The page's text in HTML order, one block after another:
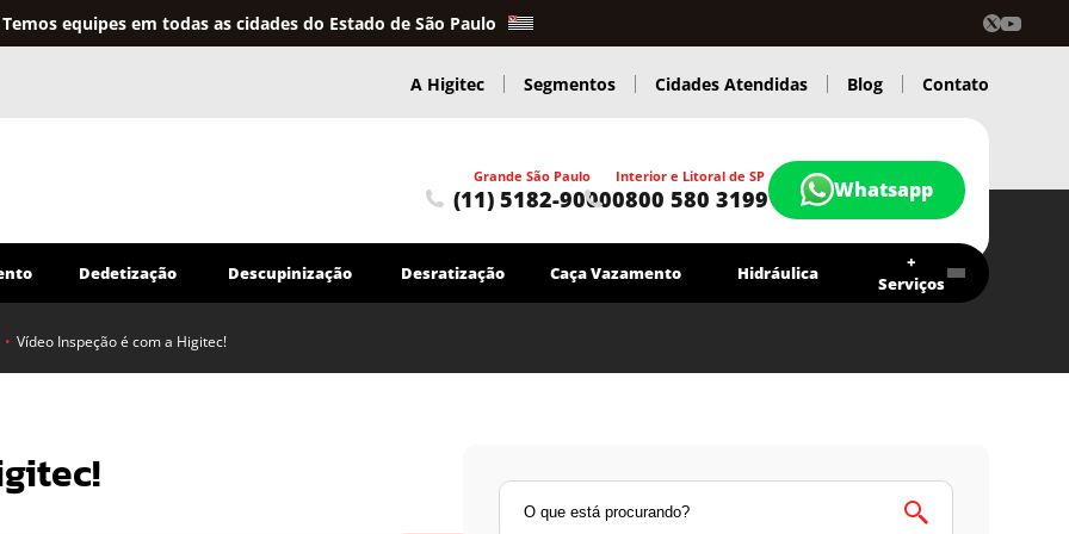
• Vídeo Inspeção é com a Higitec!
Temos equipes em todas as cidades do Estado de São Paulo
A Higitec Segmentos Cidades Atendidas Blog Contato
Grande São Paulo
(11) 5182-9000
Interior e Litoral de SP
0800 580 3199 Whatsapp
Dedetização Descupinização Desratização Caça Vazamento Hidráulica
+
Serviços
Caça Vazamentos
Encanador
Atendimento 24 Hs.